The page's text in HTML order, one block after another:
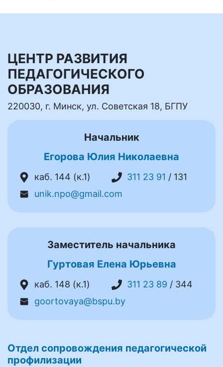
ЦЕНТР РАЗВИТИЯ
ПЕДАГОГИЧЕСКОГО
ОБРАЗОВАНИЯ
220030, г. Минск, ул. Советская 18, БГПУ
Начальник
Егорова Юлия Николаевна
каб. 144 (к.1) 311 23 91 / 131
unik.npo@gmail.com
Заместитель начальника
Гуртовая Елена Юрьевна
каб. 148 (к.1) 311 23 89 / 344
goortovaya@bspu.by
Отдел сопровождения педагогической
профилизации